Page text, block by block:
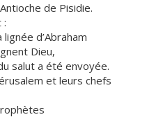
de Pisidie.
:
d’Abraham
Dieu,
salut a été envoyée.
et leurs chefs